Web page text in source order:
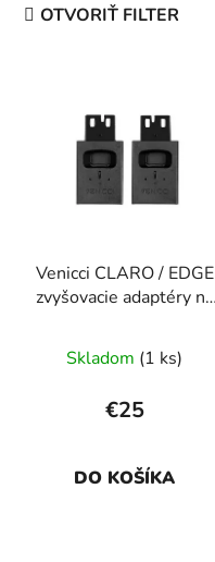
OTVORIŤ FILTER
Venicci CLARO / EDGE
zvyšovacie adaptéry na
Skladom (1 ks)
€25
DO KOŠÍKA